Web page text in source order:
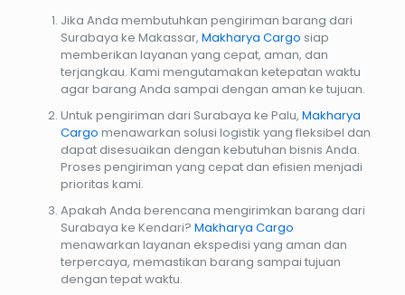
Jika Anda membutuhkan pengiriman barang dari
Surabaya ke Makassar, Makharya Cargo siap
memberikan layanan yang cepat, aman, dan
terjangkau. Kami mengutamakan ketepatan waktu
agar barang Anda sampai dengan aman ke tujuan.
Untuk pengiriman dari Surabaya ke Palu, Makharya
Cargo menawarkan solusi logistik yang fleksibel dan
dapat disesuaikan dengan kebutuhan bisnis Anda.
Proses pengiriman yang cepat dan efisien menjadi
prioritas kami.
Apakah Anda berencana mengirimkan barang dari
Surabaya ke Kendari? Makharya Cargo
menawarkan layanan ekspedisi yang aman dan
terpercaya, memastikan barang sampai tujuan
dengan tepat waktu.